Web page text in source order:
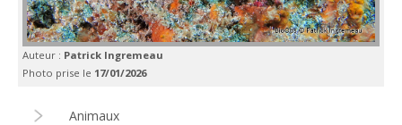
Auteur : Patrick Ingremeau
Photo prise le 17/01/2026
Animaux